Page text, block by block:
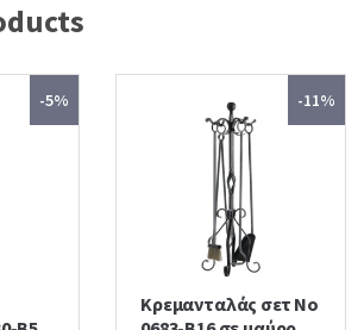
-5% -11%
Κρεμανταλάς σετ No